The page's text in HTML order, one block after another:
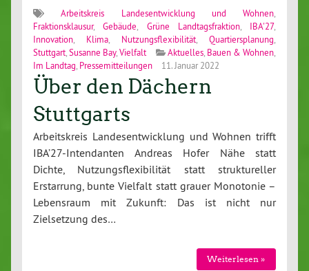
Arbeitskreis Landesentwicklung und Wohnen,
Fraktionsklausur,Gebäude, Grüne Landtagsfraktion, IBA'27,
Innovation, Klima, Nutzungsflexibilität, Quartiersplanung,
Stuttgart,Susanne Bay,Vielfalt Aktuelles, Bauen & Wohnen,
Im Landtag, Pressemitteilungen 11. Januar 2022
Über den Dächern
Stuttgarts
Arbeitskreis Landesentwicklung und Wohnen trifft
IBA’27-Intendanten Andreas Hofer Nähe statt
Dichte, Nutzungsflexibilität statt struktureller
Erstarrung, bunte Vielfalt statt grauer Monotonie –
Lebensraum mit Zukunft: Das ist nicht nur
Zielsetzung des…
Weiterlesen »